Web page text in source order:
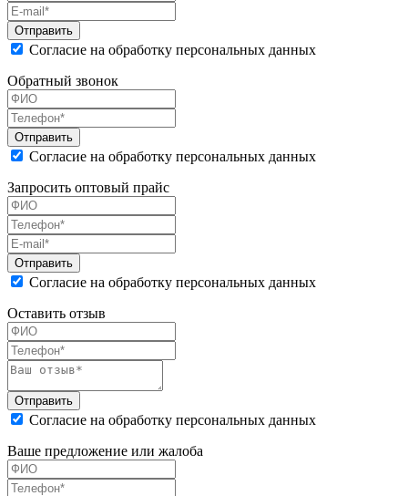
Согласие на обработку персональных данных
Обратный звонок
Согласие на обработку персональных данных
Запросить оптовый прайс
Согласие на обработку персональных данных
Оставить отзыв
Согласие на обработку персональных данных
Ваше предложение или жалоба